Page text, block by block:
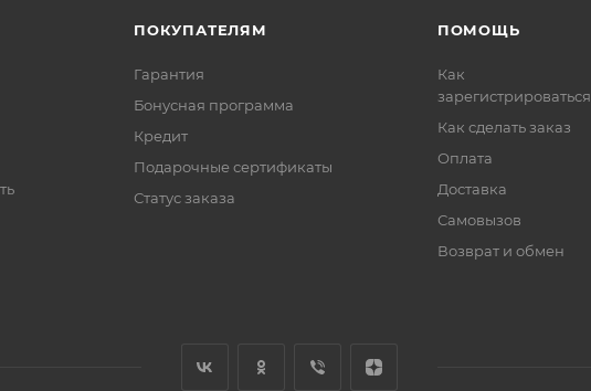
ПОКУПАТЕЛЯМ
Гарантия
Бонусная программа
Кредит
Подарочные сертификаты
Статус заказа
ПОМОЩЬ
Как
зарегистрироваться
Как сделать заказ
Оплата
Доставка
Самовызов
Возврат и обмен